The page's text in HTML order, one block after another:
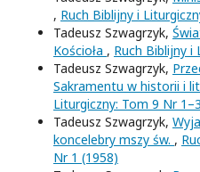
, Ruch Biblijny i
Tadeusz Szwagrzyk,
Kościoła , Ruch Biblijny i
Tadeusz Szwagrzyk,
Sakramentu w historii i
Liturgiczny: Tom 9 Nr
Tadeusz Szwagrzyk,
koncelebry mszy św. ,
Nr 1 (1958)